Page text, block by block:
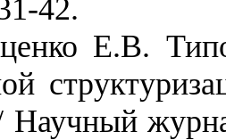
42.
Е.В.
Научный